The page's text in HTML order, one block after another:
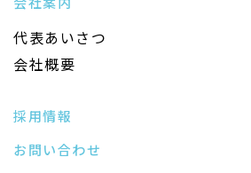
代表あいさつ
会社概要
採用情報
お問い合わせ